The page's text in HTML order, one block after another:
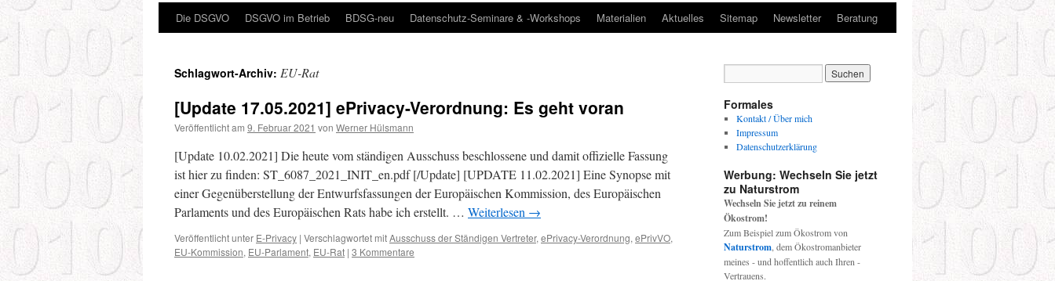
Die DSGVO DSGVO im Betrieb BDSG-neu Datenschutz-Seminare & -Workshops Materialien Aktuelles Sitemap Newsletter Beratung
Schlagwort-Archiv: EU-Rat
[Update 17.05.2021] ePrivacy-Verordnung: Es geht voran
Veröffentlicht am 9. Februar 2021 von Werner Hülsmann
[Update 10.02.2021] Die heute vom ständigen Ausschuss beschlossene und damit offizielle Fassung
ist hier zu finden: ST_6087_2021_INIT_en.pdf [/Update] [UPDATE 11.02.2021] Eine Synopse mit
einer Gegenüberstellung der Entwurfsfassungen der Europäischen Kommission, des Europäischen
Parlaments und des Europäischen Rats habe ich erstellt. … Weiterlesen →
Veröffentlicht unter E-Privacy | Verschlagwortet mitAusschuss der Ständigen Vertreter, ePrivacy-Verordnung, ePrivVO,
EU-Kommission, EU-Parlament, EU-Rat | 3 Kommentare
Formales
Kontakt / Über mich
Impressum
Datenschutzerklärung
Werbung: Wechseln Sie jetzt
zu Naturstrom
Wechseln Sie jetzt zu reinem
Ökostrom!
Zum Beispiel zum Ökostrom von
Naturstrom , dem Ökostromanbieter
meines - und hoffentlich auch Ihren -
Vertrauens.